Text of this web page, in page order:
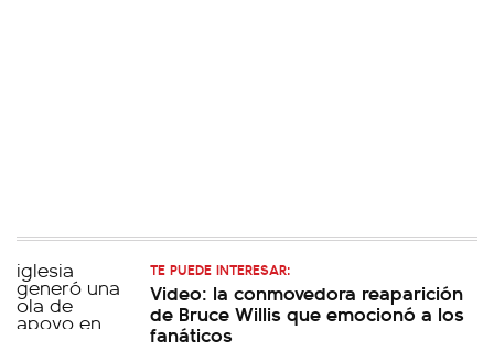
TE PUEDE INTERESAR:
Video: la conmovedora reaparición
de Bruce Willis que emocionó a los
fanáticos